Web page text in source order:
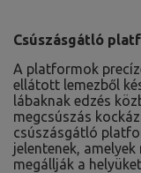
Csúszásgátló
A platformok
ellátott lemezből
lábaknak edzés
megcsúszás
csúszásgátló
jelentenek,
megállják a